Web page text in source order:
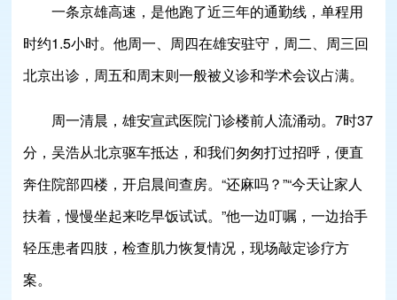
一条京雄高速，是他跑了近三年的通勤线，单程用
时约1.5小时。他周一、周四在雄安驻守，周二、周三回
北京出诊，周五和周末则一般被义诊和学术会议占满。
周一清晨，雄安宣武医院门诊楼前人流涌动。7时37
分，吴浩从北京驱车抵达，和我们匆匆打过招呼，便直
奔住院部四楼，开启晨间查房。“还麻吗？”“今天让家人
扶着，慢慢坐起来吃早饭试试。”他一边叮嘱，一边抬手
轻压患者四肢，检查肌力恢复情况，现场敲定诊疗方
案。